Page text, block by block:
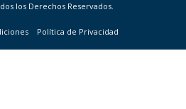
los Derechos Reservados.
Política de Privacidad